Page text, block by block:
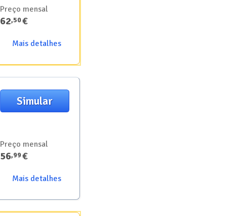
Preço mensal
62,50€
Mais detalhes
Preço mensal
56,99€
Mais detalhes
Simular